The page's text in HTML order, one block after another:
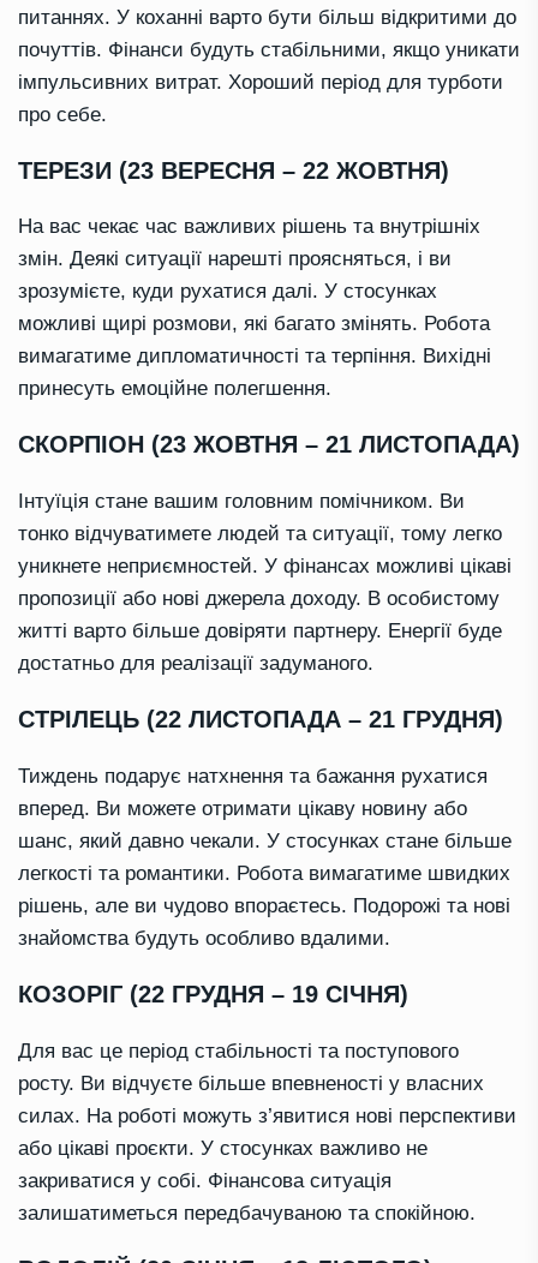
питаннях. У коханні варто бути більш відкритими до
почуттів. Фінанси будуть стабільними, якщо уникати
імпульсивних витрат. Хороший період для турботи
про себе.
ТЕРЕЗИ (23 ВЕРЕСНЯ – 22 ЖОВТНЯ)
На вас чекає час важливих рішень та внутрішніх
змін. Деякі ситуації нарешті проясняться, і ви
зрозумієте, куди рухатися далі. У стосунках
можливі щирі розмови, які багато змінять. Робота
вимагатиме дипломатичності та терпіння. Вихідні
принесуть емоційне полегшення.
СКОРПІОН (23 ЖОВТНЯ – 21 ЛИСТОПАДА)
Інтуїція стане вашим головним помічником. Ви
тонко відчуватимете людей та ситуації, тому легко
уникнете неприємностей. У фінансах можливі цікаві
пропозиції або нові джерела доходу. В особистому
житті варто більше довіряти партнеру. Енергії буде
достатньо для реалізації задуманого.
СТРІЛЕЦЬ (22 ЛИСТОПАДА – 21 ГРУДНЯ)
Тиждень подарує натхнення та бажання рухатися
вперед. Ви можете отримати цікаву новину або
шанс, який давно чекали. У стосунках стане більше
легкості та романтики. Робота вимагатиме швидких
рішень, але ви чудово впораєтесь. Подорожі та нові
знайомства будуть особливо вдалими.
КОЗОРІГ (22 ГРУДНЯ – 19 СІЧНЯ)
Для вас це період стабільності та поступового
росту. Ви відчуєте більше впевненості у власних
силах. На роботі можуть з’явитися нові перспективи
або цікаві проєкти. У стосунках важливо не
закриватися у собі. Фінансова ситуація
залишатиметься передбачуваною та спокійною.